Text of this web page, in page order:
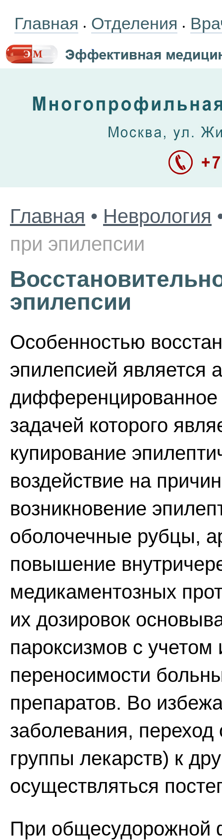
Главная • Отделения •
Главная • Неврология
при эпилепсии
эпилепсии
Особенностью
эпилепсией является
дифференцированное
задачей которого
купирование
воздействие на
возникновение
оболочечные рубцы,
повышение
медикаментозных
их дозировок
пароксизмов с
переносимости
препаратов. Во
заболевания, переход
группы лекарств) к
осуществляться
При общесудорожной